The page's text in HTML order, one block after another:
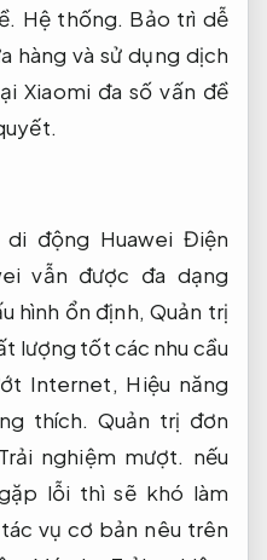
Hệ thống. Bảo trì dễ
hàng và sử dụng dịch
Xiaomi đa số vấn đề
di động Huawei Điện
vẫn được đa dạng
hình ổn định,Quản trị
lượng tốt các nhu cầu
Internet, Hiệu năng
thích. Quản trị đơn
Trải nghiệm mượt. nếu
lỗi thì sẽ khó làm
vụ cơ bản nêu trên